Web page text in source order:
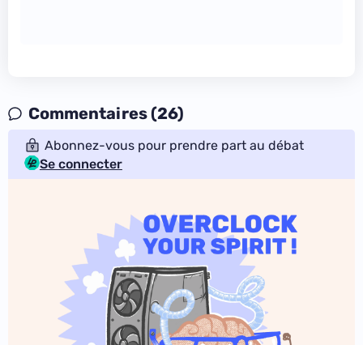
Commentaires (26)
Abonnez-vous pour prendre part au débat
Se connecter